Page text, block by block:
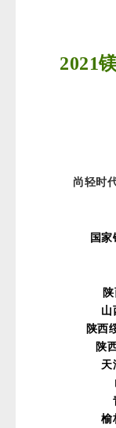
2021
尚轻时
国
山
陕西
陕
天
榆